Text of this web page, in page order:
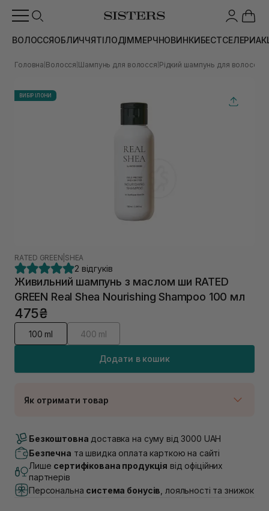
ВОЛОССЯОБЛИЧЧЯТІЛОДІММЕРЧНОВИНКИБЕСТСЕЛЕРИ
Головна Волосся Шампунь для волосся Рідкий шампунь для волосся
ВИБІР ІЛОНИ
RATED GREEN SHEA
2 відгуків
Живильний шампунь з маслом ши RATED
GREEN Real Shea Nourishing Shampoo 100 мл
475₴
100 ml 400 ml
Додати в кошик
Як отримати товар
В наявності
Самовивіз м. Луцьк, вул. Винниченка 4
В наявності
Самовивіз м. Львів, вул. Академіка Підстригача, 1В
(Duck’s Lake)
В наявності
Безкоштовна доставка на суму від 3000 UAH
Безпечна та швидка оплата карткою на сайті
Лише сертифікована продукція від офіційних
партнерів
Персональна система бонусів , лояльності та знижок